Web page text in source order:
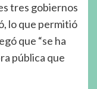
tres gobiernos
lo que permitió
que “se ha
pública que